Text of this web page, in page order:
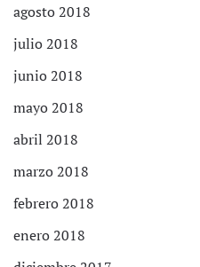
agosto 2018
julio 2018
junio 2018
mayo 2018
abril 2018
marzo 2018
febrero 2018
enero 2018